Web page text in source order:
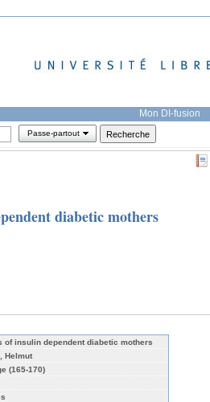
Mon DI-fusion
Passe-partout
diabetic mothers
insulin dependent diabetic mothers
Helmut
(165-170)